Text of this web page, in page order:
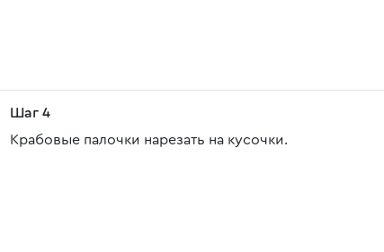
Шаг 4
Крабовые палочки нарезать на кусочки.